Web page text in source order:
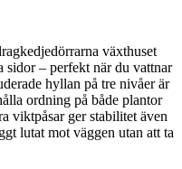
växthuset
sidor – perfekt när du vattnar
hyllan på tre nivåer är
ordning på både plantor
viktpåsar ger stabilitet även
lutat mot väggen utan att ta